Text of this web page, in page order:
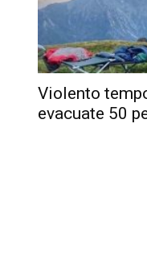
Violento
evacuate 50